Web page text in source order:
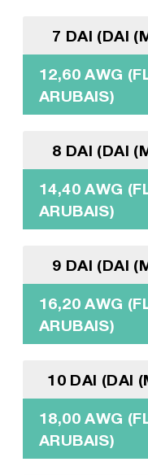
7 DAI (DAI
12,60 AWG
ARUBAIS)
8 DAI (DAI
14,40 AWG
ARUBAIS)
9 DAI (DAI
16,20 AWG
ARUBAIS)
10 DAI (DAI
18,00 AWG
ARUBAIS)